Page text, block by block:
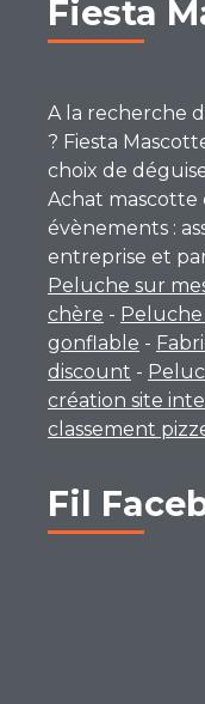
Fiesta
A la recherche
? Fiesta
choix de
Achat mascotte
évènements :
entreprise et
Peluche sur
chère -
gonflable -
discount -
création site
classement
Fil